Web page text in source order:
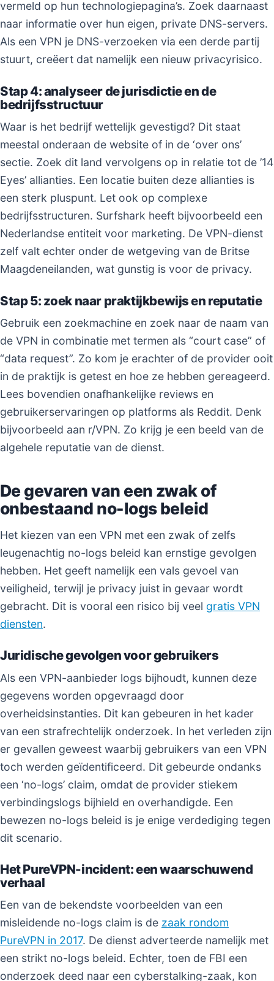
vermeld op hun technologiepagina’s. Zoek daarnaast
naar informatie over hun eigen, private DNS-servers.
Als een VPN je DNS-verzoeken via een derde partij
stuurt, creëert dat namelijk een nieuw privacyrisico.
Stap 4: analyseer de jurisdictie en de
bedrijfsstructuur
Waar is het bedrijf wettelijk gevestigd? Dit staat
meestal onderaan de website of in de ‘over ons’
sectie. Zoek dit land vervolgens op in relatie tot de ’14
Eyes’ allianties. Een locatie buiten deze allianties is
een sterk pluspunt. Let ook op complexe
bedrijfsstructuren. Surfshark heeft bijvoorbeeld een
Nederlandse entiteit voor marketing. De VPN-dienst
zelf valt echter onder de wetgeving van de Britse
Maagdeneilanden, wat gunstig is voor de privacy.
Stap 5: zoek naar praktijkbewijs en reputatie
Gebruik een zoekmachine en zoek naar de naam van
de VPN in combinatie met termen als “court case” of
“data request”. Zo kom je erachter of de provider ooit
in de praktijk is getest en hoe ze hebben gereageerd.
Lees bovendien onafhankelijke reviews en
gebruikerservaringen op platforms als Reddit. Denk
bijvoorbeeld aan r/VPN. Zo krijg je een beeld van de
algehele reputatie van de dienst.
De gevaren van een zwak of
onbestaand no-logs beleid
Het kiezen van een VPN met een zwak of zelfs
leugenachtig no-logs beleid kan ernstige gevolgen
hebben. Het geeft namelijk een vals gevoel van
veiligheid, terwijl je privacy juist in gevaar wordt
gebracht. Dit is vooral een risico bij veel gratis VPN
diensten.
Juridische gevolgen voor gebruikers
Als een VPN-aanbieder logs bijhoudt, kunnen deze
gegevens worden opgevraagd door
overheidsinstanties. Dit kan gebeuren in het kader
van een strafrechtelijk onderzoek. In het verleden zijn
er gevallen geweest waarbij gebruikers van een VPN
toch werden geïdentificeerd. Dit gebeurde ondanks
een ‘no-logs’ claim, omdat de provider stiekem
verbindingslogs bijhield en overhandigde. Een
bewezen no-logs beleid is je enige verdediging tegen
dit scenario.
Het PureVPN-incident: een waarschuwend
verhaal
Een van de bekendste voorbeelden van een
misleidende no-logs claim is de zaak rondom
PureVPN in 2017. De dienst adverteerde namelijk met
een strikt no-logs beleid. Echter, toen de FBI een
onderzoek deed naar een cyberstalking-zaak, kon